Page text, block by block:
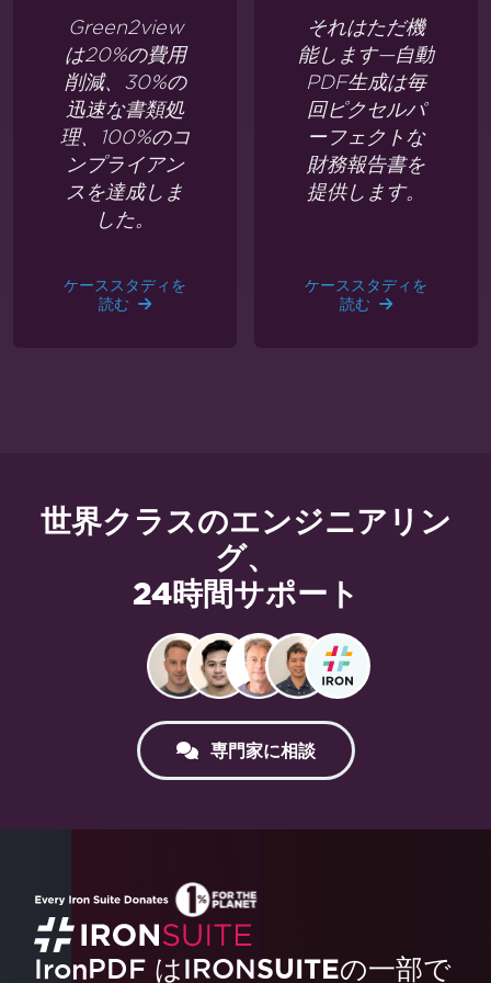
Green2view
は20%の費用
削減、30%の
迅速な書類処
理、100%のコ
ンプライアン
スを達成しま
した。
ケーススタディを
読む
それはただ機
能します—自動
PDF生成は毎
回ピクセルパ
ーフェクトな
財務報告書を
提供します。
ケーススタディを
読む
世界クラスのエンジニアリン
グ、
24時間サポート
専門家に相談
IronPDF はIRONSUITEの一部で